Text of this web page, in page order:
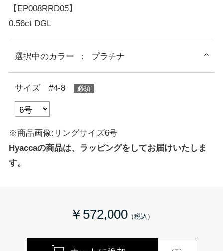
【EP008RRD05】
0.56ct DGL
選択中のカラー ： プラチナ
サイズ #4-8
※商品画像:リングサイズ6号
Hyaccaの商品は、ラッピングをしてお届けいたしま
す。
￥572,000